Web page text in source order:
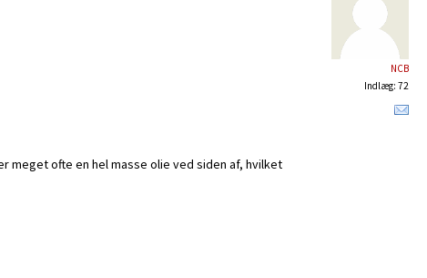
NCB
Indlæg: 72
meget ofte en hel masse olie ved siden af, hvilket